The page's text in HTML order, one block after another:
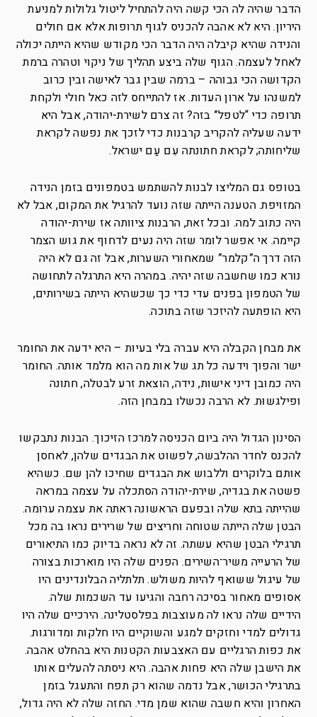
הדבר שהיה לה הכי קשה היה להתחיל ליטול גלולות למניעת
היריון. היא לא אהבה להכניס לגוף תרופות אלא אם חולים
והנידה שהיא קיבלה היה הדבר הכי מקודש שהיא הייתה יכולה
לאחל לעצמה. הגוף שלה ביצע תהליך של ניקוי וטהרה ברמת
הקדושה הכי גבוהה – ברמה שבין גבר לאישה ובין כרוב
למשנהו על ארון העדות. אז להתייחס לזה כאל חולי ולקחת
תרופה כדי “לטפל” בזה? זה צרם לשירת-יהודה, אבל היא
ידעה שעליה להקריב קרבנות כדי לזכך את נפשה לקראת
שליחותה; לקראת חתונתה עִם עַם ישראל.
בטופס גם המליצו לבנות להשתמש בטמפונים בזמן הנידה
המזויפת. הטענה הייתה שזה נועד להרגיל את המקום, אבל לא
היה כתוב למה. ובכל זאת, הרבנות ציוותה אז שירת-יהודה
קיימה. אי אפשר לומר שזה היה נעים לדחוף את גוש הצמר
הזה דרך ה”קלמר” שמאחורי השערות, אבל זה גם לא היה
נורא כמו שחשבה שזה יהיה. במהרה היא התרגלה לתחושה
של הטמפון בפנים עדי כדי כך שכשהיא הייתה בשירותים,
היא הופתעה להיזכר שזה בתוכה.
את מבחן הקבלה היא עברה בלי בעיות – היא ידעה את החומר
ישר והפוך וידעה כל תג של אות מה הוא מלמד אותה. החומר
היה כמובן דיני אישות, נידה, הוצאת זרע לבטלה, חתונה
ופילגשוּת. לא הרבה נכשלו במבחן הזה.
הסינון הגדול היה ביום הכניסה למרכז הזיכוך. הבנות נתבקשו
להכנס לחדר ההלבשה, לפשוט את הבגדים שלהן, לאחסן
אותם בלוקרים וללבוש את הבגדים שחיכו להן שם. כשהיא
פשטה את בגדיה, שירת-יהודה הסתכלה על עצמה במראה
שהייתה בתא שלה ובפעם הראשונה ראתה את עצמה ערומה.
הבטן שלה הייתה שטוחה וחריצים של שרירים נראו בה מכל
תרגילי הבטן שהיא עשתה. זה לא נראה בדיוק כמו התיאורים
של הרעייה משיר־השירים. הפנים שלה היו מוארכות בצורה
של עיגול ששואף להיות משולש. תלתליה הבלונדינים היו
אסופים מאחור בסיכה רחבה והגיעו עד השכמות שלה.
הידיים שלה נראו לה מעוצבות בפלסטלינה. הירכיים שלה היו
גדולים למדי וחזקים למגע והשוקיים היו חלקות ומדורגות.
את כפות הרגליים עם האצבעות הקטנות היא בהחלט אהבה.
את הישבן שלה היא פחות אהבה. היא ניסתה להעלים אותו
בתרגילי הכושר, אבל נדמה שהוא רק תפח והתעגל בזמן
האחרון והיא חשבה שהוא שמן מדי. החזה שלה לא היה גדול,